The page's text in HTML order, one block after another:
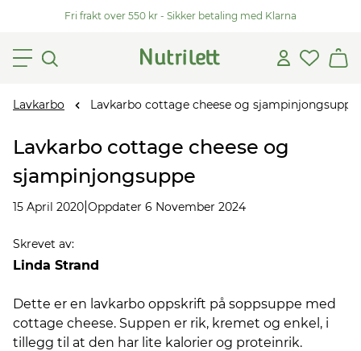
Fri frakt over 550 kr - Sikker betaling med Klarna
Lavkarbo Lavkarbo cottage cheese og sjampinjongsuppe
Lavkarbo cottage cheese og
sjampinjongsuppe
15 April 2020 Oppdater 6 November 2024
Skrevet av:
Linda Strand
Dette er en lavkarbo oppskrift på soppsuppe med
cottage cheese. Suppen er rik, kremet og enkel, i
tillegg til at den har lite kalorier og proteinrik.